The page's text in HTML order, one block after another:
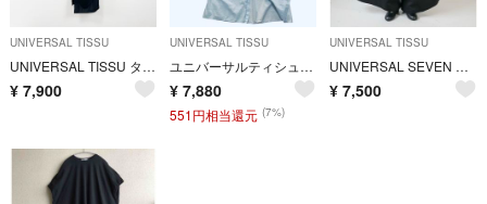
UNIVERSAL TISSU
UNIVERSAL TISSU タイプライターラップシャツドレス ブラック
¥ 7,900
UNIVERSAL TISSU
ユニバーサルティシュ バンドカラーワンピース サイズF ブルー シャツワンピース
¥ 7,880
551円相当還元 (7%)
UNIVERSAL TISSU
UNIVERSAL SEVEN コットンラミーツイルキュロット 90
¥ 7,500